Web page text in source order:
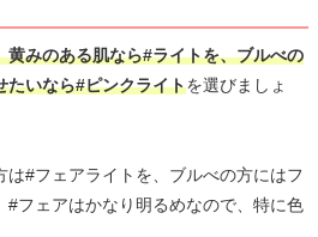
黄みのある肌なら#ライトを、ブルべの
たいなら#ピンクライトを選びましょ
は#フェアライトを、ブルべの方にはフ
#フェアはかなり明るめなので、特に色